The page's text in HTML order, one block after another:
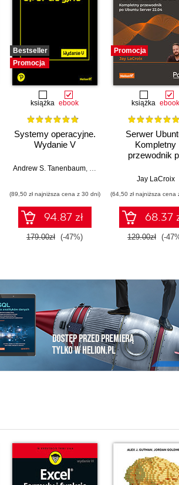
Bestseller
Promocja
książka ebook
Systemy operacyjne.
Wydanie V
Andrew S. Tanenbaum, Herbert Bos
(89,50 zł najniższa cena z 30 dni)
94.87 zł
179.00zł (-47%)
Promocja
książka ebook
Serwer
Kompletny
przewodnik
Wydanie IV
Jay LaCroix
(64,50 zł najniższa cena
68.37
129.00zł (-